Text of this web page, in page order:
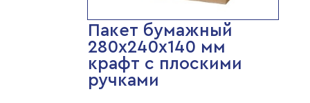
Пакет бумажный
280х240х140 мм
крафт с плоскими
ручками